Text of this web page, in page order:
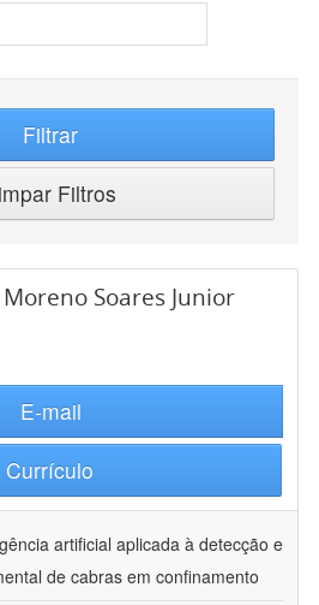
Filtrar
Filtros
Soares Junior
E-mail
Currículo
artificial aplicada à detecção e
de cabras em confinamento